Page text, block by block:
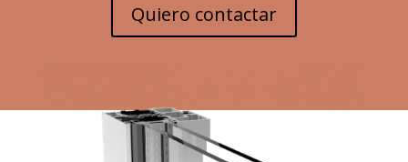
Quiero contactar